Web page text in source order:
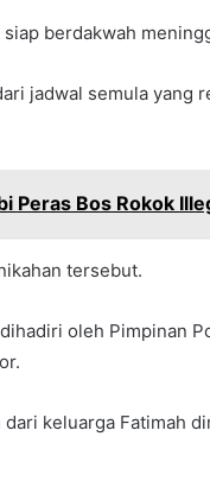
berdakwah
jadwal semula yang
Peras Bos Rokok
tersebut.
oleh Pimpinan
keluarga Fatimah